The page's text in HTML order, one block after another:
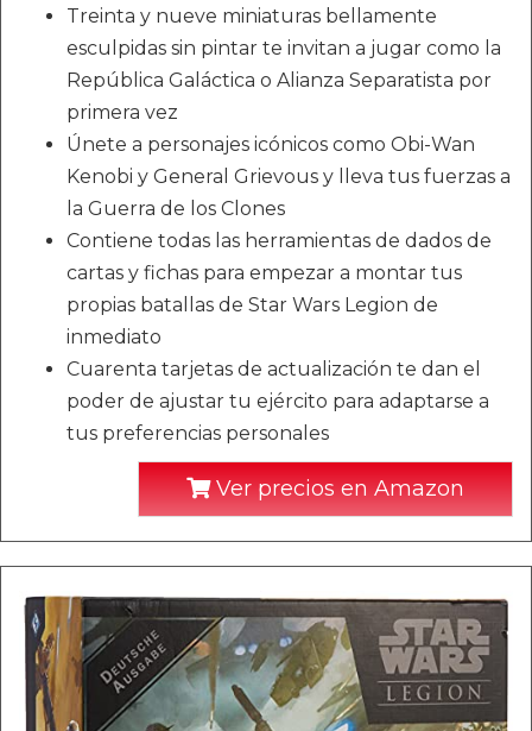
Treinta y nueve miniaturas bellamente
esculpidas sin pintar te invitan a jugar como la
República Galáctica o Alianza Separatista por
primera vez
Únete a personajes icónicos como Obi-Wan
Kenobi y General Grievous y lleva tus fuerzas a
la Guerra de los Clones
Contiene todas las herramientas de dados de
cartas y fichas para empezar a montar tus
propias batallas de Star Wars Legion de
inmediato
Cuarenta tarjetas de actualización te dan el
poder de ajustar tu ejército para adaptarse a
tus preferencias personales
Ver precios en Amazon